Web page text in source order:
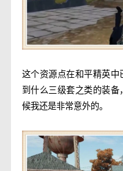
这个资源点在和平精英
到什么三级套之类的装
候我还是非常意外的。